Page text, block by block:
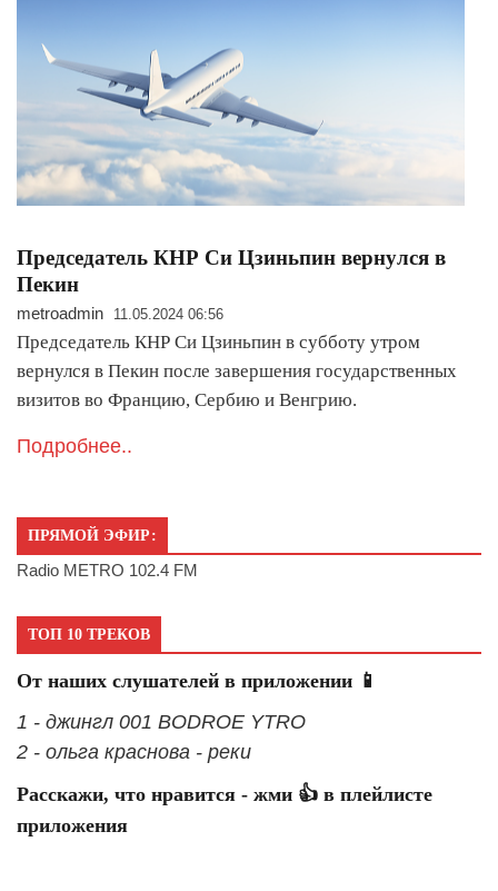
Председатель КНР Си Цзиньпин вернулся в
Пекин
metroadmin 11.05.2024 06:56
Председатель КНР Си Цзиньпин в субботу утром
вернулся в Пекин после завершения государственных
визитов во Францию, Сербию и Венгрию.
Подробнее..
ПРЯМОЙ ЭФИР:
Radio METRO 102.4 FM
ТОП 10 ТРЕКОВ
От наших слушателей в приложении 📱
1 - джингл 001 BODROE YTRO
2 - ольга краснова - реки
Расскажи, что нравится - жми 👍 в плейлисте
приложения